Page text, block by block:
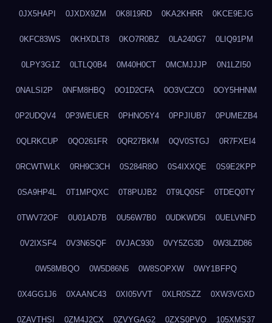
0JX5HAPI 0JXDX9ZM 0K8I19RD 0KA2KHRR 0KCE9EJG
0KFC83WS 0KHXDLT8 0KO7R0BZ 0LA240G7 0LIQ91PM
0LPY3G1Z 0LTLQ0B4 0M40H0CT 0MCMJJJP 0N1LZI50
0NALSI2P 0NFM8HBQ 0O1D2CFA 0O3VCZC0 0OY5HHNM
0P2UDQV4 0P3WEUER 0PHNO5Y4 0PPJIUB7 0PUMEZB4
0QLRKCUP 0QO261FR 0QR27BKM 0QV0STGJ 0R7FXEI4
0RCWTWLK 0RH9C3CH 0S284R8O 0S4IXXQE 0S9E2KPP
0SA9HP4L 0T1MPQXC 0T8PUJB2 0T9LQ0SF 0TDEQ0TY
0TWV72OF 0U01AD7B 0U56W7B0 0UDKWD5I 0UELVNFD
0V2IXSF4 0V3N6SQF 0VJAC930 0VY5ZG3D 0W3LZD86
0W58MBQO 0W5D86N5 0W8SOPXW 0WY1BFPQ
0X4GG1J6 0XAANC43 0XI05VVT 0XLR0SZZ 0XW3VGXD
0ZAVTHSI 0ZM4J2CX 0ZVYGAG2 0ZXS0PVO 105XMS37